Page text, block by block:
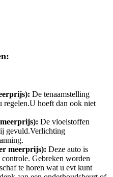
De tenaamstelling
hoeft dan ook niet
De vloeistoffen
gevuld.Verlichting
meerprijs): Deze auto is
Gebreken worden
te horen wat u evt kunt